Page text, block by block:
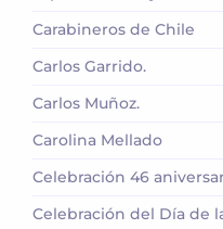
Carabineros de Chile
Carlos Garrido.
Carlos Muñoz.
Carolina Mellado
Celebración 46
Celebración del Día de